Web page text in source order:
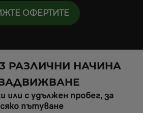
ОФЕРТИТЕ
РАЗЛИЧНИ НАЧИНА
или с удължен пробег, за
пътуване